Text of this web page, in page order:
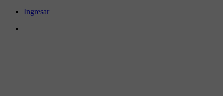
Ingresar